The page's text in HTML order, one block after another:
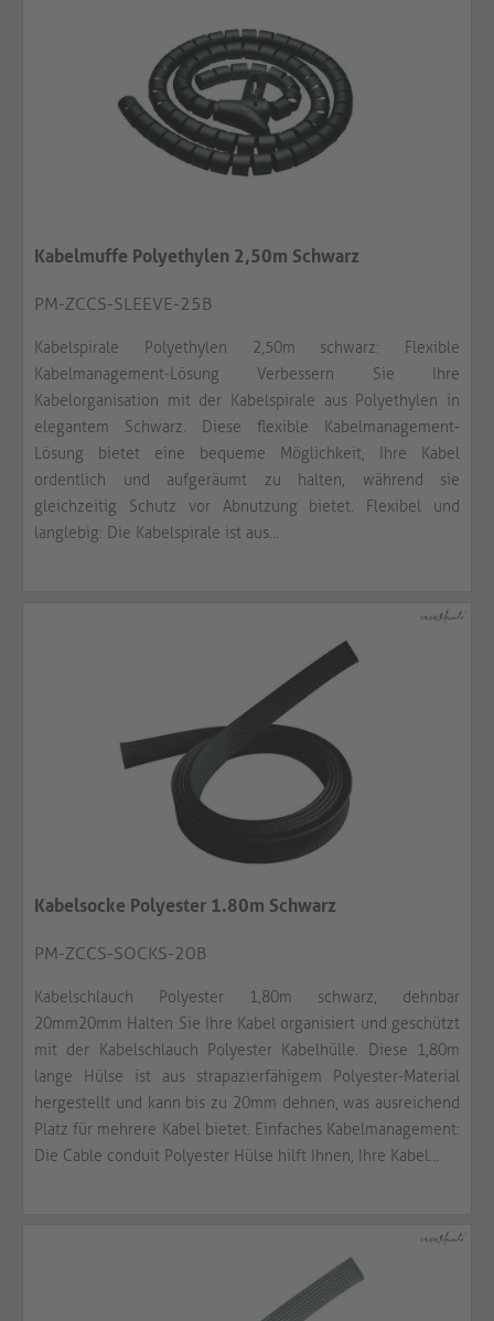
Kabelmuffe Polyethylen 2,50m Schwarz
PM-ZCCS-SLEEVE-25B
Kabelspirale Polyethylen 2,50m schwarz: Flexible
Kabelmanagement-Lösung Verbessern Sie Ihre
Kabelorganisation mit der Kabelspirale aus Polyethylen in
elegantem Schwarz. Diese flexible Kabelmanagement-
Lösung bietet eine bequeme Möglichkeit, Ihre Kabel
ordentlich und aufgeräumt zu halten, während sie
gleichzeitig Schutz vor Abnutzung bietet. Flexibel und
langlebig: Die Kabelspirale ist aus...
Kabelsocke Polyester 1.80m Schwarz
PM-ZCCS-SOCKS-20B
Kabelschlauch Polyester 1,80m schwarz, dehnbar
20mm20mm Halten Sie Ihre Kabel organisiert und geschützt
mit der Kabelschlauch Polyester Kabelhülle. Diese 1,80m
lange Hülse ist aus strapazierfähigem Polyester-Material
hergestellt und kann bis zu 20mm dehnen, was ausreichend
Platz für mehrere Kabel bietet. Einfaches Kabelmanagement:
Die Cable conduit Polyester Hülse hilft Ihnen, Ihre Kabel...